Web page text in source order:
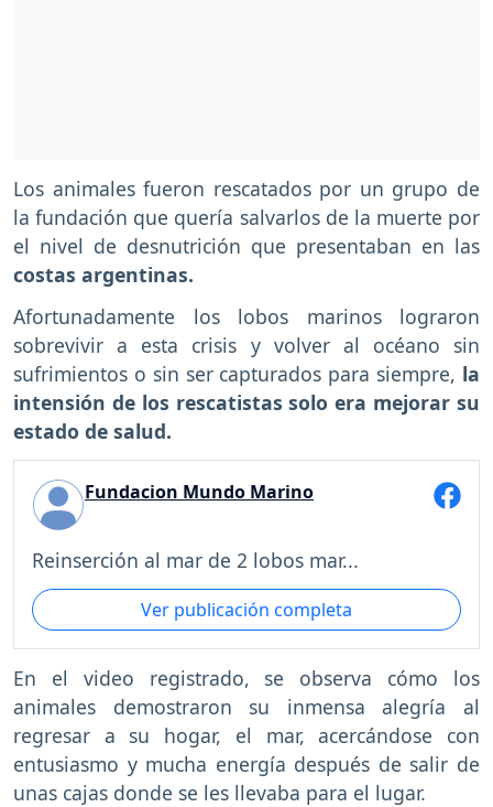
Los animales fueron rescatados por un grupo de
la fundación que quería salvarlos de la muerte por
el nivel de desnutrición que presentaban en las
costas argentinas.
Afortunadamente los lobos marinos lograron
sobrevivir a esta crisis y volver al océano sin
sufrimientos o sin ser capturados para siempre, la
intensión de los rescatistas solo era mejorar su
estado de salud.
Fundacion Mundo Marino
Reinserción al mar de 2 lobos mar...
Ver publicación completa
En el video registrado, se observa cómo los
animales demostraron su inmensa alegría al
regresar a su hogar, el mar, acercándose con
entusiasmo y mucha energía después de salir de
unas cajas donde se les llevaba para el lugar.